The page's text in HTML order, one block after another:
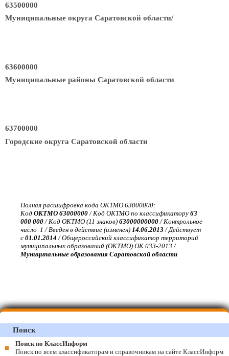
63500000
Муниципальные округа Саратовской области/
63600000
Муниципальные районы Саратовской области
63700000
Городские округа Саратовской области
Полная расшифровка кода ОКТМО 63000000:
Код ОКТМО 63000000 / Код ОКТМО по классификатору 63
000 000 / Код ОКТМО (11 знаков) 63000000000 / Контрольное
число 1 / Введен в действие (изменен) 14.06.2013 / Действует
с 01.01.2014 / Общероссийский классификатор территорий
муниципальных образований (ОКТМО) ОК 033-2013 /
Муниципальные образования Саратовской области
Поиск
Поиск по КлассИнформ
Поиск по всем классификаторам и справочникам на сайте КлассИнформ